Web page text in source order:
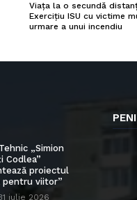
Viața la o secundă
Exercițiu ISU cu victime
urmare a unui incendiu
„Simion
Codlea”
proiectul
pentru viitor”
iulie 2026